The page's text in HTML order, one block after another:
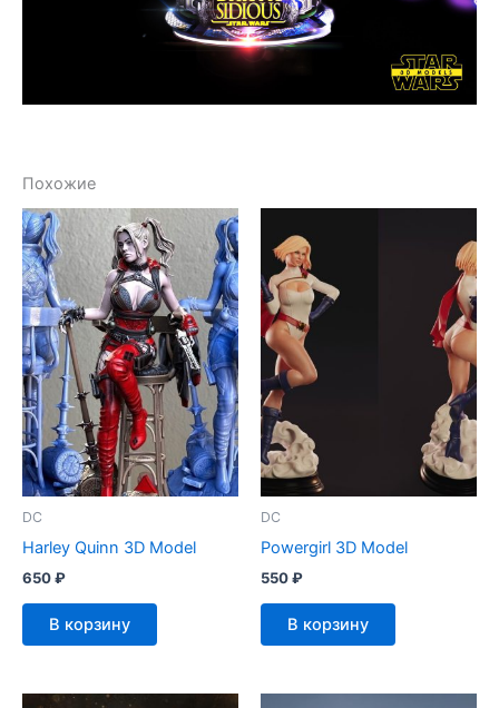
Похожие
DC
Harley Quinn 3D Model
650₽
В корзину
DC
Powergirl 3D Model
550₽
В корзину